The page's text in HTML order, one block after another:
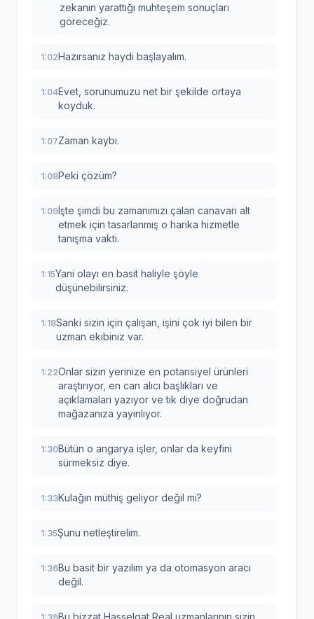
zekanın yarattığı muhteşem sonuçları
göreceğiz.
1:02Hazırsanız haydi başlayalım.
1:04Evet, sorunumuzu net bir şekilde ortaya
koyduk.
1:07Zaman kaybı.
1:08Peki çözüm?
1:09İşte şimdi bu zamanımızı çalan canavarı alt
etmek için tasarlanmış o harika hizmetle
tanışma vakti.
1:15Yani olayı en basit haliyle şöyle
düşünebilirsiniz.
1:18Sanki sizin için çalışan, işini çok iyi bilen bir
uzman ekibiniz var.
1:22Onlar sizin yerinize en potansiyel ürünleri
araştırıyor, en can alıcı başlıkları ve
açıklamaları yazıyor ve tık diye doğrudan
mağazanıza yayınlıyor.
1:30Bütün o angarya işler, onlar da keyfini
sürmeksiz diye.
1:33Kulağın müthiş geliyor değil mi?
1:35Şunu netleştirelim.
1:36Bu basit bir yazılım ya da otomasyon aracı
değil.
Bu bizzat Hasselgat Real uzmanlarının sizin